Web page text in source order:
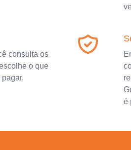
consulta os
o que
é